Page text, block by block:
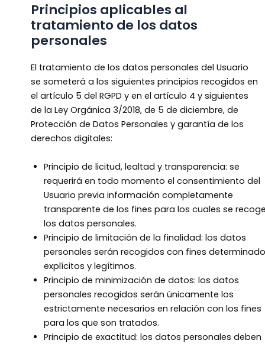
Principios aplicables al
tratamiento de los datos
personales
El tratamiento de los datos personales del Usuario
se someterá a los siguientes principios recogidos en
el artículo 5 del RGPD y en el artículo 4 y siguientes
de la Ley Orgánica 3/2018, de 5 de diciembre, de
Protección de Datos Personales y garantía de los
derechos digitales:
Principio de licitud, lealtad y transparencia: se
requerirá en todo momento el consentimiento del
Usuario previa información completamente
transparente de los fines para los cuales se
los datos personales.
Principio de limitación de la finalidad: los datos
personales serán recogidos con fines
explícitos y legítimos.
Principio de minimización de datos: los datos
personales recogidos serán únicamente los
estrictamente necesarios en relación con los fines
para los que son tratados.
Principio de exactitud: los datos personales deben